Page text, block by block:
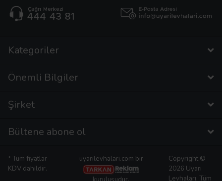
Kategoriler
Önemli Bilgiler
Şirket
Bültene abone ol
* Tüm fiyatlar
KDV dahildir.
uyarilevhalari.com bir
Copyright ©
2026 Uyarı
Levhaları. Tüm